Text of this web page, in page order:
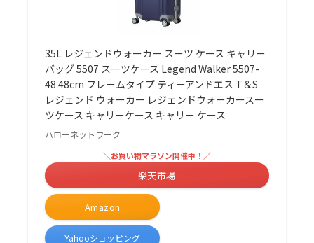
35L レジェンドウォーカー スーツ ケース キャリー
バッグ 5507 スーツケース Legend Walker 5507-
48 48cm フレームタイプ ティーアンドエス T＆S
レジェンド ウォーカー レジェンドウォーカースー
ツケース キャリーケース キャリー ケース
ハローネットワーク
Amazon
＼お買い物マラソン開催中！／
楽天市場
Yahooショッピング